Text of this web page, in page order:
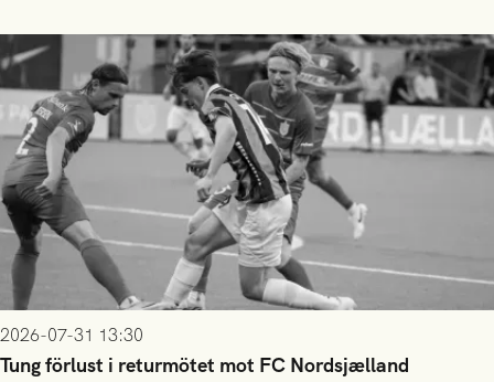
2026-07-31 13:30
Tung förlust i returmötet mot FC Nordsjælland